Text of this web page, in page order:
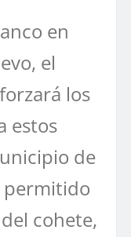
en
el
los
estos
de
permitido
cohete,